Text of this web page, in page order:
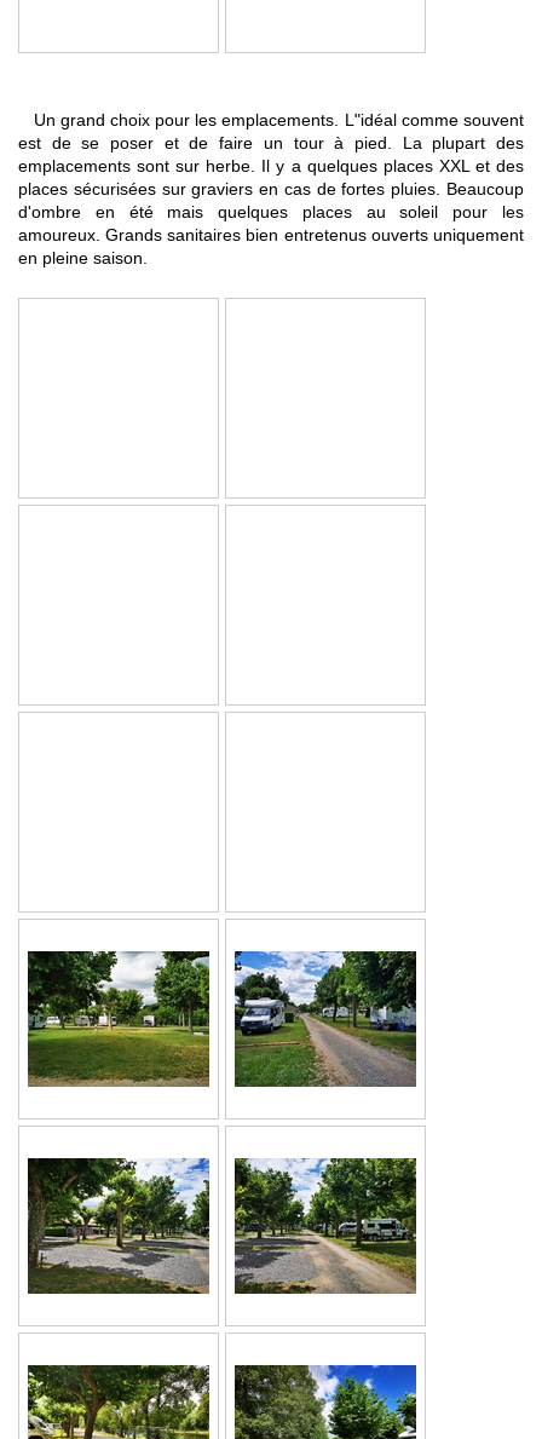
Un grand choix pour les emplacements. L"idéal comme souvent
est de se poser et de faire un tour à pied. La plupart des
emplacements sont sur herbe. Il y a quelques places XXL et des
places sécurisées sur graviers en cas de fortes pluies. Beaucoup
d'ombre en été mais quelques places au soleil pour les
amoureux. Grands sanitaires bien entretenus ouverts uniquement
en pleine saison.